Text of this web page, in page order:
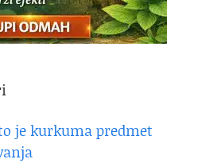
je kurkuma predmet